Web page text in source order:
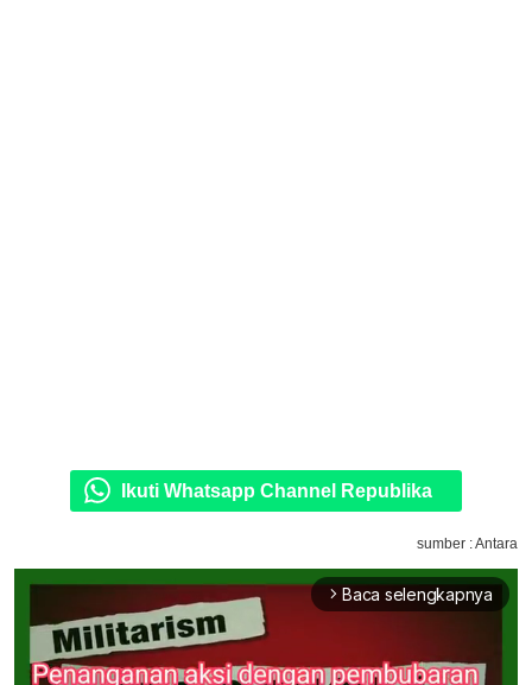
Ikuti Whatsapp Channel Republika
sumber : Antara
arrow_forward_ios Baca selengkapnya